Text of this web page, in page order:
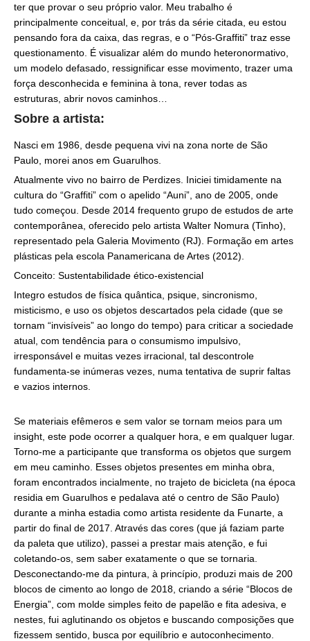
ter que provar o seu próprio valor. Meu trabalho é
principalmente conceitual, e, por trás da série citada, eu estou
pensando fora da caixa, das regras, e o “Pós-Graffiti” traz esse
questionamento. É visualizar além do mundo heteronormativo,
um modelo defasado, ressignificar esse movimento, trazer uma
força desconhecida e feminina à tona, rever todas as
estruturas, abrir novos caminhos…
Sobre a artista:
Nasci em 1986, desde pequena vivi na zona norte de São
Paulo, morei anos em Guarulhos.
Atualmente vivo no bairro de Perdizes. Iniciei timidamente na
cultura do “Graffiti” com o apelido “Auni”, ano de 2005, onde
tudo começou. Desde 2014 frequento grupo de estudos de arte
contemporânea, oferecido pelo artista Walter Nomura (Tinho),
representado pela Galeria Movimento (RJ). Formação em artes
plásticas pela escola Panamericana de Artes (2012).
Conceito: Sustentabilidade ético-existencial
Integro estudos de física quântica, psique, sincronismo,
misticismo, e uso os objetos descartados pela cidade (que se
tornam “invisíveis” ao longo do tempo) para criticar a sociedade
atual, com tendência para o consumismo impulsivo,
irresponsável e muitas vezes irracional, tal descontrole
fundamenta-se inúmeras vezes, numa tentativa de suprir faltas
e vazios internos.
Se materiais efêmeros e sem valor se tornam meios para um
insight, este pode ocorrer a qualquer hora, e em qualquer lugar.
Torno-me a participante que transforma os objetos que surgem
em meu caminho. Esses objetos presentes em minha obra,
foram encontrados incialmente, no trajeto de bicicleta (na época
residia em Guarulhos e pedalava até o centro de São Paulo)
durante a minha estadia como artista residente da Funarte, a
partir do final de 2017. Através das cores (que já faziam parte
da paleta que utilizo), passei a prestar mais atenção, e fui
coletando-os, sem saber exatamente o que se tornaria.
Desconectando-me da pintura, à princípio, produzi mais de 200
blocos de cimento ao longo de 2018, criando a série “Blocos de
Energia”, com molde simples feito de papelão e fita adesiva, e
nestes, fui aglutinando os objetos e buscando composições que
fizessem sentido, busca por equilíbrio e autoconhecimento.